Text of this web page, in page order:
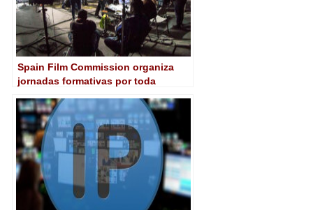
Spain Film Commission organiza
jornadas formativas por toda